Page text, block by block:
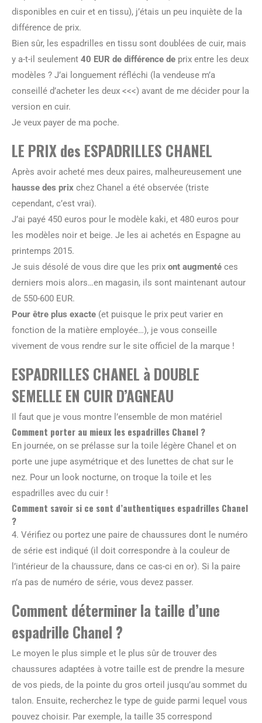
disponibles en cuir et en tissu), j’étais un peu inquiète de la
différence de prix.
Bien sûr, les espadrilles en tissu sont doublées de cuir, mais
y a-t-il seulement 40 EUR de différence de prix entre les deux
modèles ? J’ai longuement réfléchi (la vendeuse m’a
conseillé d’acheter les deux <<<) avant de me décider pour la
version en cuir.
Je veux payer de ma poche.
LE PRIX des ESPADRILLES CHANEL
Après avoir acheté mes deux paires, malheureusement une
hausse des prix chez Chanel a été observée (triste
cependant, c’est vrai).
J’ai payé 450 euros pour le modèle kaki, et 480 euros pour
les modèles noir et beige. Je les ai achetés en Espagne au
printemps 2015.
Je suis désolé de vous dire que les prix ont augmenté ces
derniers mois alors…en magasin, ils sont maintenant autour
de 550-600 EUR.
Pour être plus exacte (et puisque le prix peut varier en
fonction de la matière employée…), je vous conseille
vivement de vous rendre sur le site officiel de la marque !
ESPADRILLES CHANEL à DOUBLE
SEMELLE EN CUIR D’AGNEAU
Il faut que je vous montre l’ensemble de mon matériel
Comment porter au mieux les espadrilles Chanel ?
En journée, on se prélasse sur la toile légère Chanel et on
porte une jupe asymétrique et des lunettes de chat sur le
nez. Pour un look nocturne, on troque la toile et les
espadrilles avec du cuir !
Comment savoir si ce sont d’authentiques espadrilles Chanel
?
4. Vérifiez ou portez une paire de chaussures dont le numéro
de série est indiqué (il doit correspondre à la couleur de
l’intérieur de la chaussure, dans ce cas-ci en or). Si la paire
n’a pas de numéro de série, vous devez passer.
Comment déterminer la taille d’une
espadrille Chanel ?
Le moyen le plus simple et le plus sûr de trouver des
chaussures adaptées à votre taille est de prendre la mesure
de vos pieds, de la pointe du gros orteil jusqu’au sommet du
talon. Ensuite, recherchez le type de guide parmi lequel vous
pouvez choisir. Par exemple, la taille 35 correspond